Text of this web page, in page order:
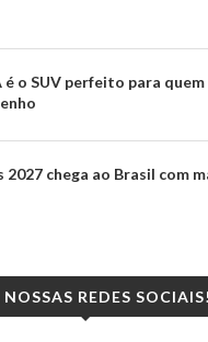
é o SUV perfeito para quem
chega ao Brasil com
REDES SOCIAIS!